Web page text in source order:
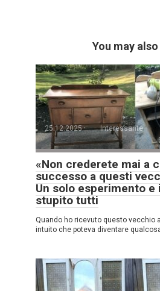
You may
25.12.2025
Interessante
«Non crederete mai a
successo a questi
Un solo esperimento
stupito tutti
Quando ho ricevuto questo vecchio
intuito che poteva diventare